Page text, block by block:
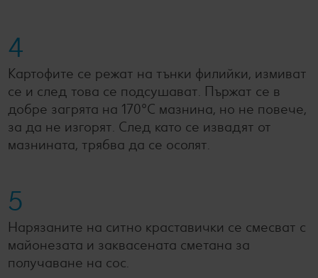
4
Картофите се режат на тънки филийки, измиват
се и след това се подсушават. Пържат се в
добре загрята на 170°С мазнина, но не повече,
за да не изгорят. След като се извадят от
мазнината, трябва да се осолят.
5
Нарязаните на ситно краставички се смесват с
майонезата и заквасената сметана за
получаване на сос.